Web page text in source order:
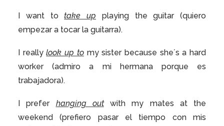
I want totake up playing the guitar (quiero
empezar a tocar la guitarra).
I reallylook up tomy sister because she´s a hard
worker (admiro a mi hermana porque es
trabajadora).
I prefer hanging outwith my mates at the
weekend (prefiero pasar el tiempo con mis